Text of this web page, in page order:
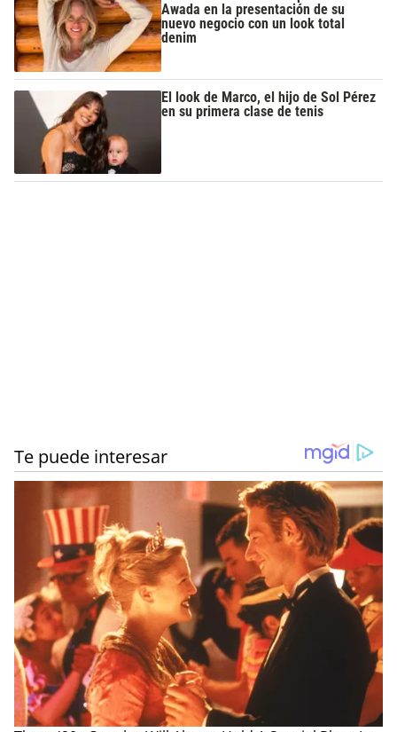
Awada en la presentación de su
nuevo negocio con un look total
denim
El look de Marco, el hijo de Sol Pérez
en su primera clase de tenis